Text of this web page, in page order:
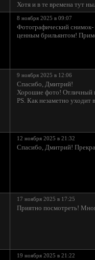
Хотя и в те времена тут
8 ноября 2025 в 09:07
Фотографический снимок-
ценным брильянтом!
9 ноября 2025 в 12:06
Спасибо, Дмитрий!
Хорошие фото! Отличный
PS. Как незаметно уходит
12 ноября 2025 в 21:32
Спасибо, Дмитрий!
17 ноября 2025 в 17:25
Приятно посмотреть!
19 ноября 2025 в 21:22